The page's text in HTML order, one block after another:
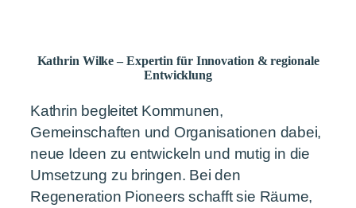
Kathrin Wilke – Expertin für Innovation & regionale
Entwicklung
Kathrin begleitet Kommunen,
Gemeinschaften und Organisationen dabei,
neue Ideen zu entwickeln und mutig in die
Umsetzung zu bringen. Bei den
Regeneration Pioneers schafft sie Räume,